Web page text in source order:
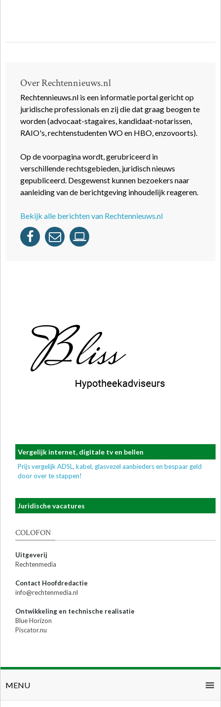
Over Rechtennieuws.nl
Rechtennieuws.nl is een informatie portal gericht op
juridische professionals en zij die dat graag beogen te
worden (advocaat-stagaires, kandidaat-notarissen,
RAIO's, rechtenstudenten WO en HBO, enzovoorts).
Op de voorpagina wordt, gerubriceerd in
verschillende rechtsgebieden, juridisch nieuws
gepubliceerd. Desgewenst kunnen bezoekers naar
aanleiding van de berichtgeving inhoudelijk reageren.
Bekijk alle berichten van Rechtennieuws.nl
Vergelijk internet, digitale tv en bellen
Prijs vergelijk ADSL, kabel, glasvezel aanbieders en bespaar geld
door over te stappen!
Juridische vacatures
COLOFON
Uitgeverij
Rechtenmedia
Contact Hoofdredactie
info@rechtenmedia.nl
Ontwikkeling en technische realisatie
Blue Horizon
Piscator.nu
MENU